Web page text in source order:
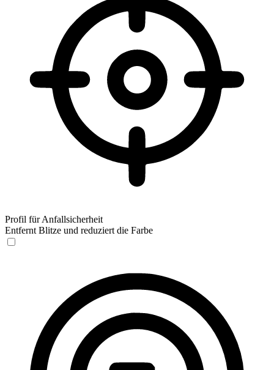
Profil für Anfallsicherheit
Entfernt Blitze und reduziert die Farbe